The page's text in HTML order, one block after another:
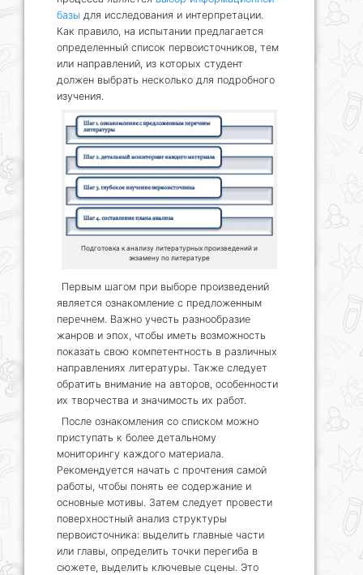
базы для исследования и интерпретации.
Как правило, на испытании предлагается
определенный список первоисточников, тем
или направлений, из которых студент
должен выбрать несколько для подробного
изучения.
Подготовка к анализу литературных произведений и
экзамену по литературе
Первым шагом при выборе произведений
является ознакомление с предложенным
перечнем. Важно учесть разнообразие
жанров и эпох, чтобы иметь возможность
показать свою компетентность в различных
направлениях литературы. Также следует
обратить внимание на авторов, особенности
их творчества и значимость их работ.
После ознакомления со списком можно
приступать к более детальному
мониторингу каждого материала.
Рекомендуется начать с прочтения самой
работы, чтобы понять ее содержание и
основные мотивы. Затем следует провести
поверхностный анализ структуры
первоисточника: выделить главные части
или главы, определить точки перегиба в
сюжете, выделить ключевые сцены. Это